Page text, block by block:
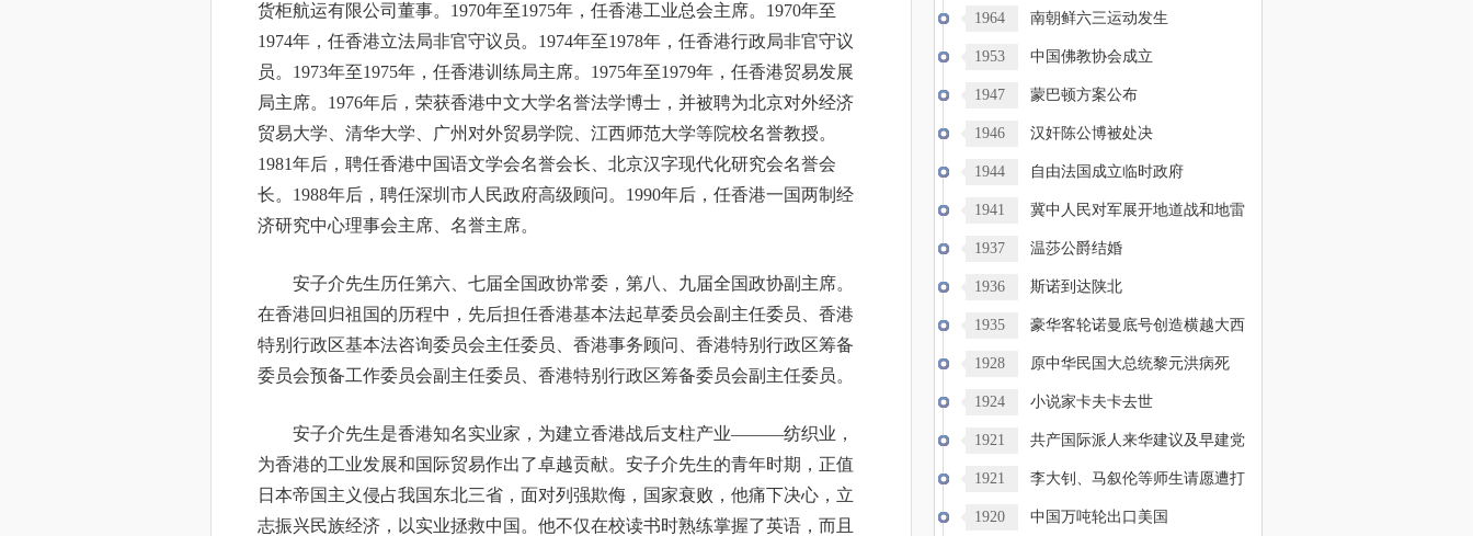
货柜航运有限公司董事。1970年至1975年，任香港工业总会主席。1970年至
1974年，任香港立法局非官守议员。1974年至1978年，任香港行政局非官守议
员。1973年至1975年，任香港训练局主席。1975年至1979年，任香港贸易发展
局主席。1976年后，荣获香港中文大学名誉法学博士，并被聘为北京对外经济
贸易大学、清华大学、广州对外贸易学院、江西师范大学等院校名誉教授。
1981年后，聘任香港中国语文学会名誉会长、北京汉字现代化研究会名誉会
长。1988年后，聘任深圳市人民政府高级顾问。1990年后，任香港一国两制经
济研究中心理事会主席、名誉主席。
安子介先生历任第六、七届全国政协常委，第八、九届全国政协副主席。
在香港回归祖国的历程中，先后担任香港基本法起草委员会副主任委员、香港
特别行政区基本法咨询委员会主任委员、香港事务顾问、香港特别行政区筹备
委员会预备工作委员会副主任委员、香港特别行政区筹备委员会副主任委员。
安子介先生是香港知名实业家，为建立香港战后支柱产业———纺织业，
为香港的工业发展和国际贸易作出了卓越贡献。安子介先生的青年时期，正值
日本帝国主义侵占我国东北三省，面对列强欺侮，国家衰败，他痛下决心，立
志振兴民族经济，以实业拯救中国。他不仅在校读书时熟练掌握了英语，而且
录1964 南朝鲜六三运动发生
1953 中国佛教协会成立
1947 蒙巴顿方案公布
1946 汉奸陈公博被处决
1944 自由法国成立临时政府
1941 冀中人民对军展开地道战和地雷
战1937 温莎公爵结婚
1936 斯诺到达陕北
1935 豪华客轮诺曼底号创造横越大西
洋1928 原中华民国大总统黎元洪病死
1924 小说家卡夫卡去世
1921 共产国际派人来华建议及早建党
1921 李大钊、马叙伦等师生请愿遭打
1920 中国万吨轮出口美国